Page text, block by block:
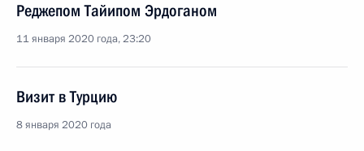
Реджепом Тайипом Эрдоганом
11 января 2020 года, 23:20
Визит в Турцию
8 января 2020 года